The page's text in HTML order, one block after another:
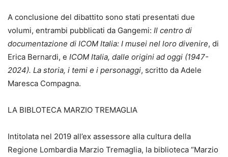
A conclusione del dibattito sono stati presentati due
volumi, entrambi pubblicati da Gangemi: Il centro di
documentazione di ICOM Italia: I musei nel loro divenire, di
Erica Bernardi, e ICOM Italia, dalle origini ad oggi (1947-
2024). La storia, i temi e i personaggi, scritto da Adele
Maresca Compagna.
LA BIBLOTECA MARZIO TREMAGLIA
Intitolata nel 2019 all’ex assessore alla cultura della
Regione Lombardia Marzio Tremaglia, la biblioteca “Marzio